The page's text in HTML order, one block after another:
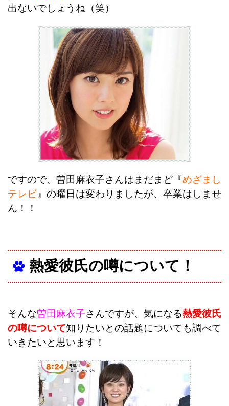
出ないでしょうね（笑）
ですので、曽田麻衣子さんはまだまど『めざまし
テレビ』の曜日は変わりましたが、卒業はしませ
ん！！
熱愛彼氏の噂について！
そんな曽田麻衣子さんですが、気になる熱愛彼氏
の噂について知りたいとの話題についても調べて
いきたいと思います！